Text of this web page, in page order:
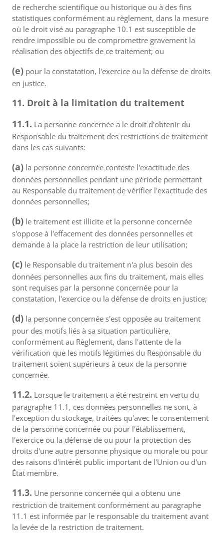
de recherche scientifique ou historique ou à des fins
statistiques conformément au règlement, dans la mesure
où le droit visé au paragraphe 10.1 est susceptible de
rendre impossible ou de compromettre gravement la
réalisation des objectifs de ce traitement; ou
(e) pour la constatation, l'exercice ou la défense de droits
en justice.
11. Droit à la limitation du traitement
11.1. La personne concernée a le droit d'obtenir du
Responsable du traitement des restrictions de traitement
dans les cas suivants:
(a) la personne concernée conteste l'exactitude des
données personnelles pendant une période permettant
au Responsable du traitement de vérifier l'exactitude des
données personnelles;
(b) le traitement est illicite et la personne concernée
s'oppose à l'effacement des données personnelles et
demande à la place la restriction de leur utilisation;
(c) le Responsable du traitement n'a plus besoin des
données personnelles aux fins du traitement, mais elles
sont requises par la personne concernée pour la
constatation, l'exercice ou la défense de droits en justice;
(d) la personne concernée s'est opposée au traitement
pour des motifs liés à sa situation particulière,
conformément au Règlement, dans l'attente de la
vérification que les motifs légitimes du Responsable du
traitement soient supérieurs à ceux de la personne
concernée.
11.2. Lorsque le traitement a été restreint en vertu du
paragraphe 11.1, ces données personnelles ne sont, à
l'exception du stockage, traitées qu'avec le consentement
de la personne concernée ou pour l'établissement,
l'exercice ou la défense de ou pour la protection des
droits d'une autre personne physique ou morale ou pour
des raisons d'intérêt public important de l'Union ou d'un
État membre.
11.3. Une personne concernée qui a obtenu une
restriction de traitement conformément au paragraphe
11.1 est informée par le responsable du traitement avant
la levée de la restriction de traitement.